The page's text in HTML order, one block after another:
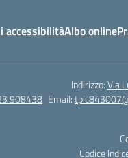
accessibilitàAlbo online
Indirizzo:Via
908438 Email:
Codice